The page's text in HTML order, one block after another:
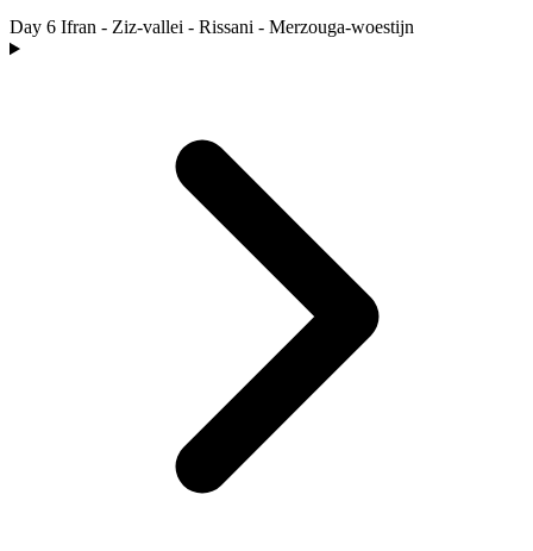
Day 6 Ifran - Ziz-vallei - Rissani - Merzouga-woestijn